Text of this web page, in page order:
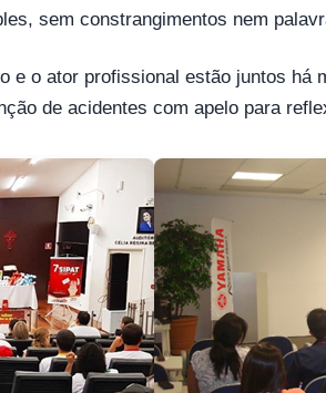
sem constrangimentos nem
e o ator profissional estão juntos há
de acidentes com apelo para